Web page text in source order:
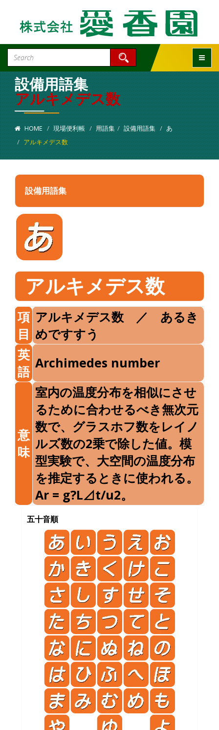
設備用語集
アルキメデス数
HOME 現場便利帳 用語集 設備用語集
あ
アルキメデス数
設備用語集
アルキメデス数
項
目
アルキメデス数 ／ あるき
めですすう
英
語
Archimedes number
意
味
室内の温度分布を相似にさせ
るために合わせるべき無次元
数で、グラスホフ数をレイノ
ルズ数の2乗で除した値。模
型実験で、大空間の温度分布
を推定するときに使われる。
Ar = g?L⊿t/u2。
五十音順